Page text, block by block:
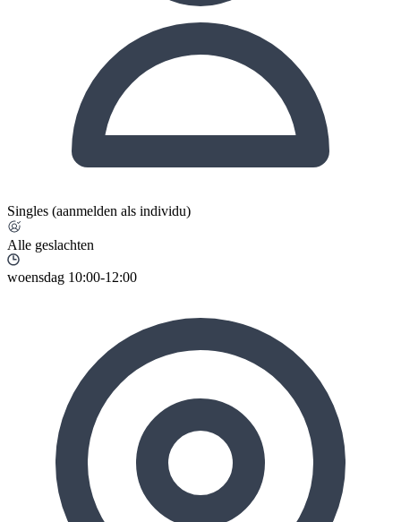
Singles (aanmelden als individu)
Alle geslachten
woensdag 10:00-12:00